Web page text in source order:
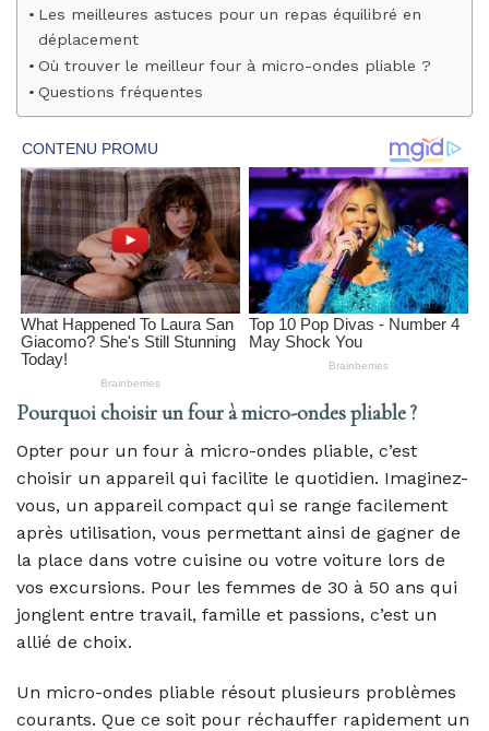
Les meilleures astuces pour un repas équilibré en
déplacement
Où trouver le meilleur four à micro-ondes pliable ?
Questions fréquentes
Pourquoi choisir un four à micro-ondes pliable ?
Opter pour un four à micro-ondes pliable, c’est
choisir un appareil qui facilite le quotidien. Imaginez-
vous, un appareil compact qui se range facilement
après utilisation, vous permettant ainsi de gagner de
la place dans votre cuisine ou votre voiture lors de
vos excursions. Pour les femmes de 30 à 50 ans qui
jonglent entre travail, famille et passions, c’est un
allié de choix.
Un micro-ondes pliable résout plusieurs problèmes
courants. Que ce soit pour réchauffer rapidement un